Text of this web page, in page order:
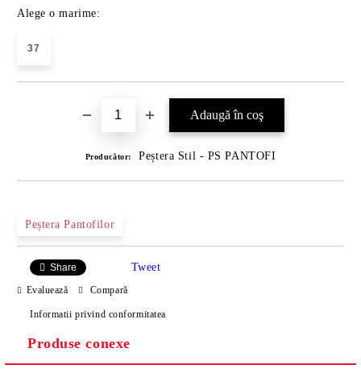
Alege o marime:
37
Producător: Peștera Stil - PS PANTOFI
Peștera Pantofilor
Share Tweet
Evaluează Compară
Informatii privind conformitatea
Produse conexe